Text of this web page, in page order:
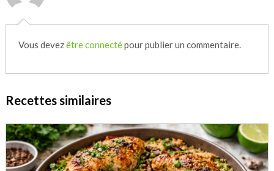
Vous devezêtre connectépour publier un commentaire.
Recettes similaires